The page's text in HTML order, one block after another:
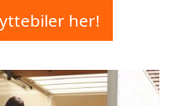
her!